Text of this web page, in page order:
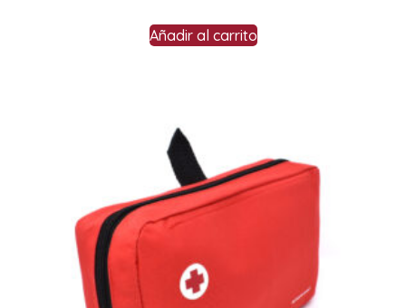
Añadir al carrito